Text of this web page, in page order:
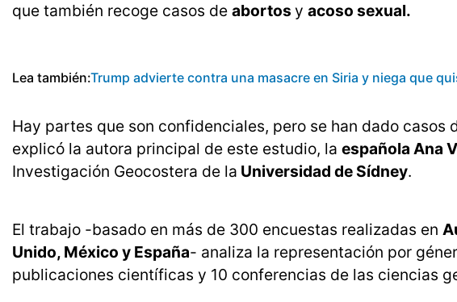
que también recoge casos de abortos y acoso sexual.
Lea también:Trump advierte contra una masacre en Siria y niega que
Hay partes que son confidenciales, pero se han dado casos
explicó la autora principal de este estudio, la española Ana
Investigación Geocostera de la Universidad de Sídney.
El trabajo -basado en más de 300 encuestas realizadas en
Unido, México y España- analiza la representación por
publicaciones científicas y 10 conferencias de las ciencias